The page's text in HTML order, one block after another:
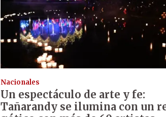
Nacionales
Un espectáculo de arte y fe:
Tañarandy se ilumina con un